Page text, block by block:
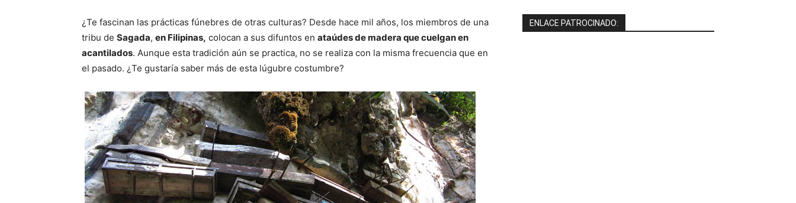
¿Te fascinan las prácticas fúnebres de otras culturas? Desde hace mil años, los miembros de una
tribu de Sagada, en Filipinas, colocan a sus difuntos en ataúdes de madera que cuelgan en
acantilados. Aunque esta tradición aún se practica, no se realiza con la misma frecuencia que en
el pasado. ¿Te gustaría saber más de esta lúgubre costumbre?
ENLACE PATROCINADO: